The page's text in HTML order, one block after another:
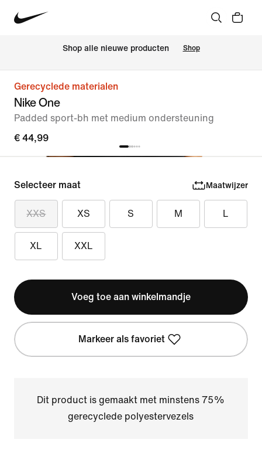
Shop alle nieuwe producten Shop
Gerecyclede materialen
Nike One
Padded sport-bh met medium ondersteuning
€ 44,99
Selecteer maat Maatwijzer
XXS XS S M L
XL XXL
Voeg toe aan winkelmandje
Markeer als favoriet
Dit product is gemaakt met minstens 75%
gerecyclede polyestervezels